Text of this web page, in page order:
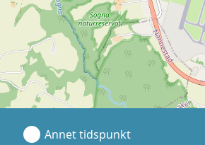
Annet tidspunkt